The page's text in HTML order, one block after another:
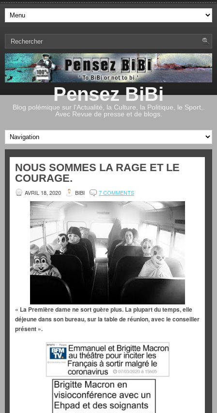
Pensez BiBi
Blog polémique sur l'Actualité, la Culture, la Politique, le Sport,.
Avec Revue de presse et de blogs.
NOUS SOMMES LA RAGE ET LE
COURAGE.
AVRIL 18, 2020 BIBI 7 COMMENTS
« La Première dame ne sort guère plus. La plupart du temps, elle
déjeune dans son bureau, sur la table de réunion, avec le conseiller
présent ».